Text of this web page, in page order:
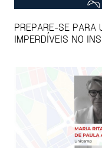
PREPARE-SE PARA
IMPERDÍVEIS NO